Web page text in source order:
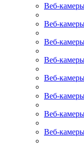
Веб-
Веб-
Веб-
Веб-
Веб-
Веб-
Веб-
Веб-